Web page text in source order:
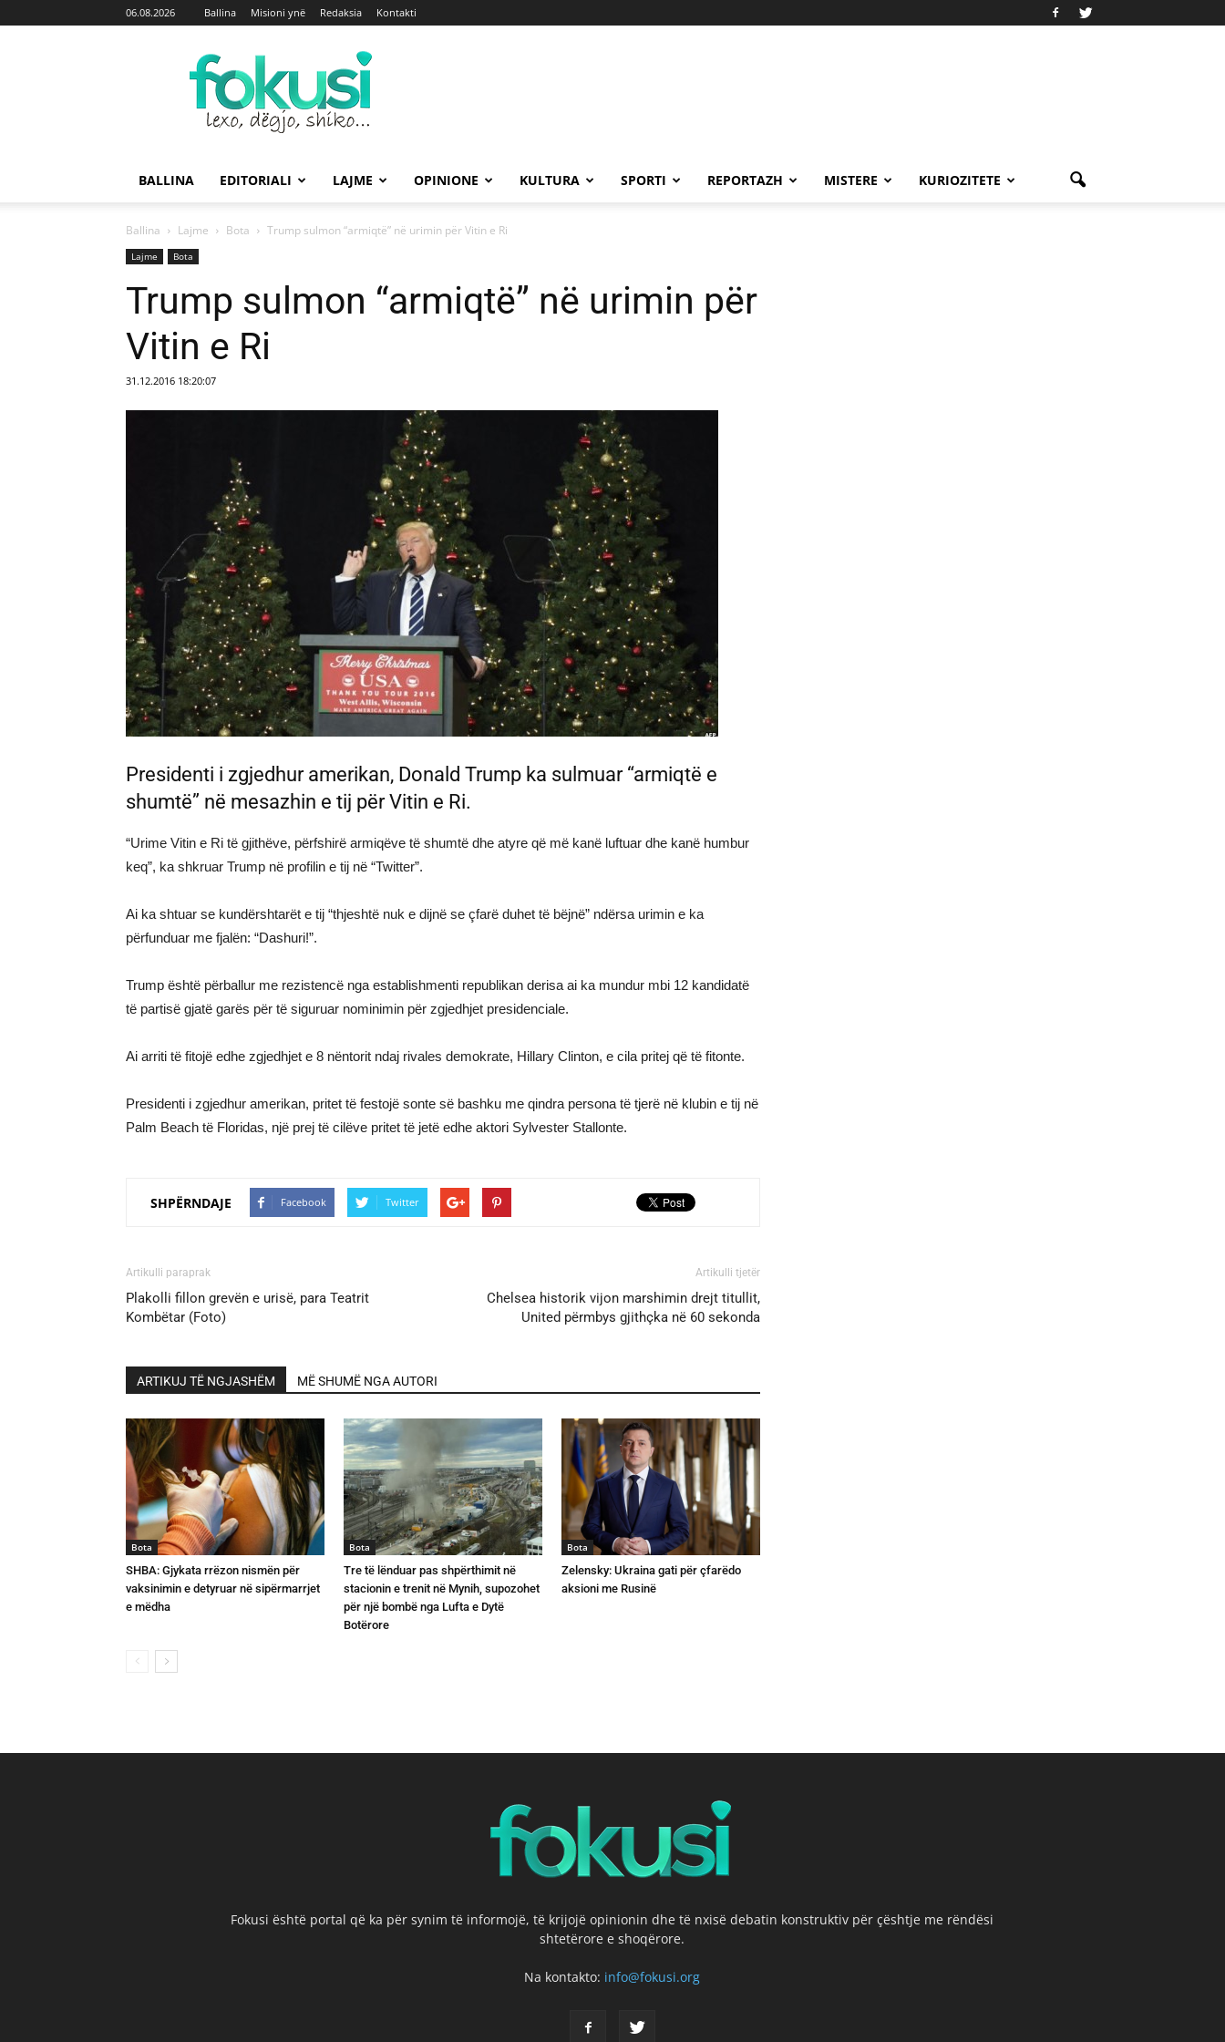
06.08.2026 Ballina Misioni ynë Redaksia Kontakti
Fokusi
BALLINA EDITORIALI LAJME OPINIONE KULTURA SPORTI REPORTAZH MISTERE KURIOZITETE
Ballina Lajme Bota Trump sulmon “armiqtë” në urimin për Vitin e Ri
Lajme Bota
Trump sulmon “armiqtë” në urimin për
Vitin e Ri
31.12.2016 18:20:07
Presidenti i zgjedhur amerikan, Donald Trump ka sulmuar “armiqtë e
shumtë” në mesazhin e tij për Vitin e Ri.
“Urime Vitin e Ri të gjithëve, përfshirë armiqëve të shumtë dhe atyre që më kanë luftuar dhe kanë humbur
keq”, ka shkruar Trump në profilin e tij në “Twitter”.
Ai ka shtuar se kundërshtarët e tij “thjeshtë nuk e dijnë se çfarë duhet të bëjnë” ndërsa urimin e ka
përfunduar me fjalën: “Dashuri!”.
Trump është përballur me rezistencë nga establishmenti republikan derisa ai ka mundur mbi 12 kandidatë
të partisë gjatë garës për të siguruar nominimin për zgjedhjet presidenciale.
Ai arriti të fitojë edhe zgjedhjet e 8 nëntorit ndaj rivales demokrate, Hillary Clinton, e cila pritej që të fitonte.
Presidenti i zgjedhur amerikan, pritet të festojë sonte së bashku me qindra persona të tjerë në klubin e tij në
Palm Beach të Floridas, një prej të cilëve pritet të jetë edhe aktori Sylvester Stallonte.
SHPËRNDAJE Facebook Twitter
Artikulli paraprak
Plakolli fillon grevën e urisë, para Teatrit
Kombëtar (Foto)
Artikulli tjetër
Chelsea historik vijon marshimin drejt titullit,
United përmbys gjithçka në 60 sekonda
ARTIKUJ TË NGJASHËM MË SHUMË NGA AUTORI
Bota
SHBA: Gjykata rrëzon nismën për
vaksinimin e detyruar në sipërmarrjet
e mëdha
Bota
Tre të lënduar pas shpërthimit në
stacionin e trenit në Mynih, supozohet
për një bombë nga Lufta e Dytë
Botërore
Bota
Zelensky: Ukraina gati për çfarëdo
aksioni me Rusinë
Fokusi është portal që ka për synim të informojë, të krijojë opinionin dhe të nxisë debatin konstruktiv për çështje me rëndësi
shtetërore e shoqërore.
Na kontakto: info@fokusi.org